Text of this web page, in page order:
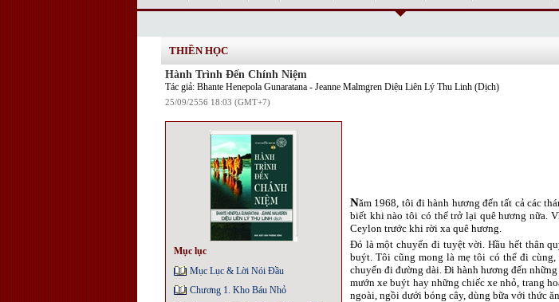
THIỀN HỌC
Hành Trình Đến Chính Niệm
Tác giả: Bhante Henepola Gunaratana - Jeanne Malmgren Diệu Liên Lý Thu Linh (Dịch)
25/09/2556 18:03 (GMT+7)
Mục lục
Mục Lục & Lời Nói Đầu
Chương 1. Kho Báu Nhỏ
Năm 1968, tôi đi hành hương đến tất cả các
biết khi nào tôi có thể trở lại quê hương nữa.
Ceylon trước khi rời xa quê hương.
Đó là một chuyến đi tuyệt vời. Hầu hết thân
buýt. Tôi cũng mong là mẹ tôi có thể đi
chuyến đi đường dài. Đi hành hương đến
mướn xe buýt hay những chiếc xe nhỏ, trang
ngoài, ngồi dưới bóng cây, dùng bữa với thức